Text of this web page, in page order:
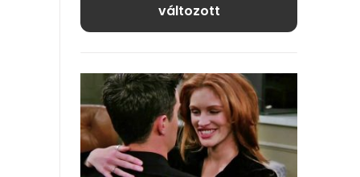
változott